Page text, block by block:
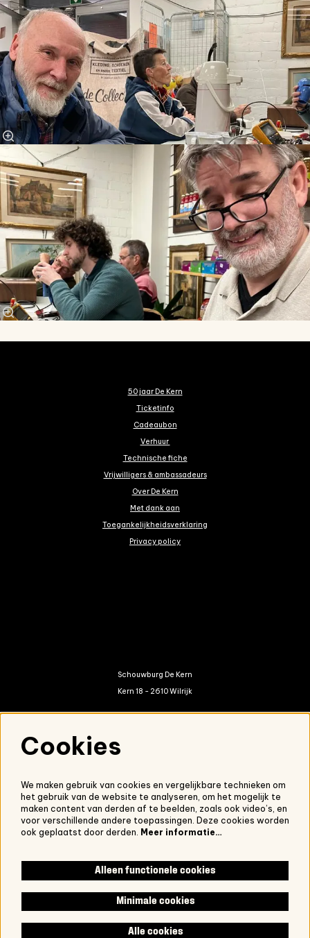
50 jaar De Kern
Ticketinfo
Cadeaubon
Verhuur
Technische fiche
Vrijwilligers & ambassadeurs
Over De Kern
Met dank aan
Toegankelijkheidsverklaring
Privacy policy
Schouwburg De Kern
Kern 18 - 2610 Wilrijk
Nieuwsbrief
Onze nieuwsbrief ontvangen?Schrijf je in.
Volg ons
Cookies
We maken gebruik van cookies en vergelijkbare technieken om
het gebruik van de website te analyseren, om het mogelijk te
maken content van derden af te beelden, zoals ook video’s, en
voor verschillende andere toepassingen. Deze cookies worden
ook geplaatst door derden. Meer informatie…
Alleen functionele cookies
Minimale cookies
Alle cookies